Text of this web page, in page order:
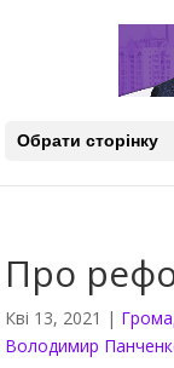
Обрати сторінку
Про
Кві 13, 2021 |
Володимир